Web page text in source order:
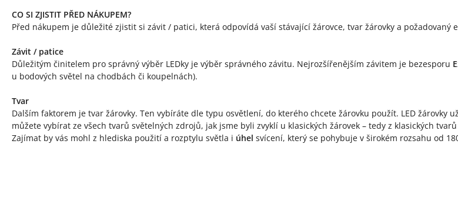
CO SI ZJISTIT PŘED NÁKUPEM?
Před nákupem je důležité zjistit si závit / patici, která odpovídá vaší stávající žárovce, tvar žárovky a
Závit / patice
Důležitým činitelem pro správný výběr LEDky je výběr správného závitu. Nejrozšířenějším závitem je bezesporu
u bodových světel na chodbách či koupelnách).
Tvar
Dalším faktorem je tvar žárovky. Ten vybíráte dle typu osvětlení, do kterého chcete žárovku použít. LED žárovky
můžete vybírat ze všech tvarů světelných zdrojů, jak jsme byli zvyklí u klasických žárovek – tedy z klasických
Zajímat by vás mohl z hlediska použití a rozptylu světla i úhel svícení, který se pohybuje v širokém rozsahu od